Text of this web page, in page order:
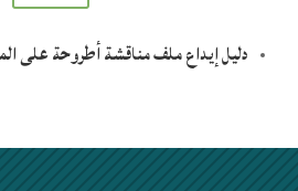
دليل إيداع ملف مناقشة أطروحة على